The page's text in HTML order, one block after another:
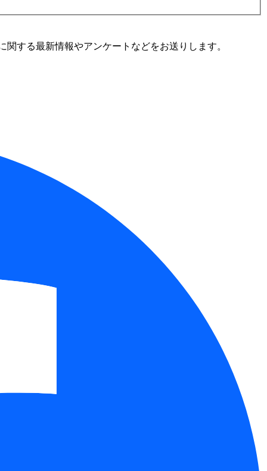
する最新情報やアンケートなどをお送りします。